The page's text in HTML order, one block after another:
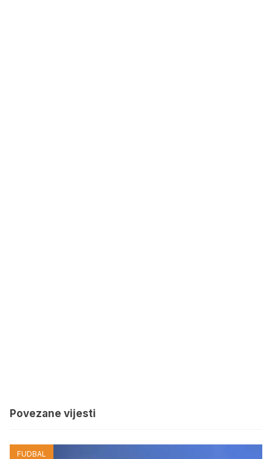
Povezane vijesti
FUDBAL